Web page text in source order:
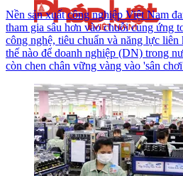
Nền sản xuất công nghiệp Việt Nam
tham gia sâu hơn vào chuỗi cung ứng
công nghệ, tiêu chuẩn và năng lực
thế nào để doanh nghiệp (DN) trong
còn chen chân vững vàng vào 'sân